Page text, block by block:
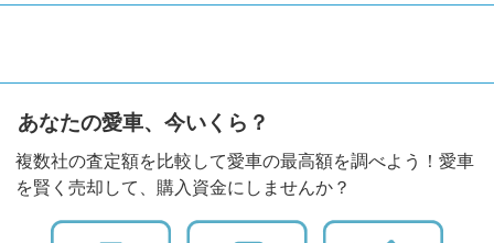
あなたの愛車、今いくら？
複数社の査定額を比較して愛車の最高額を調べよう！愛車
を賢く売却して、購入資金にしませんか？